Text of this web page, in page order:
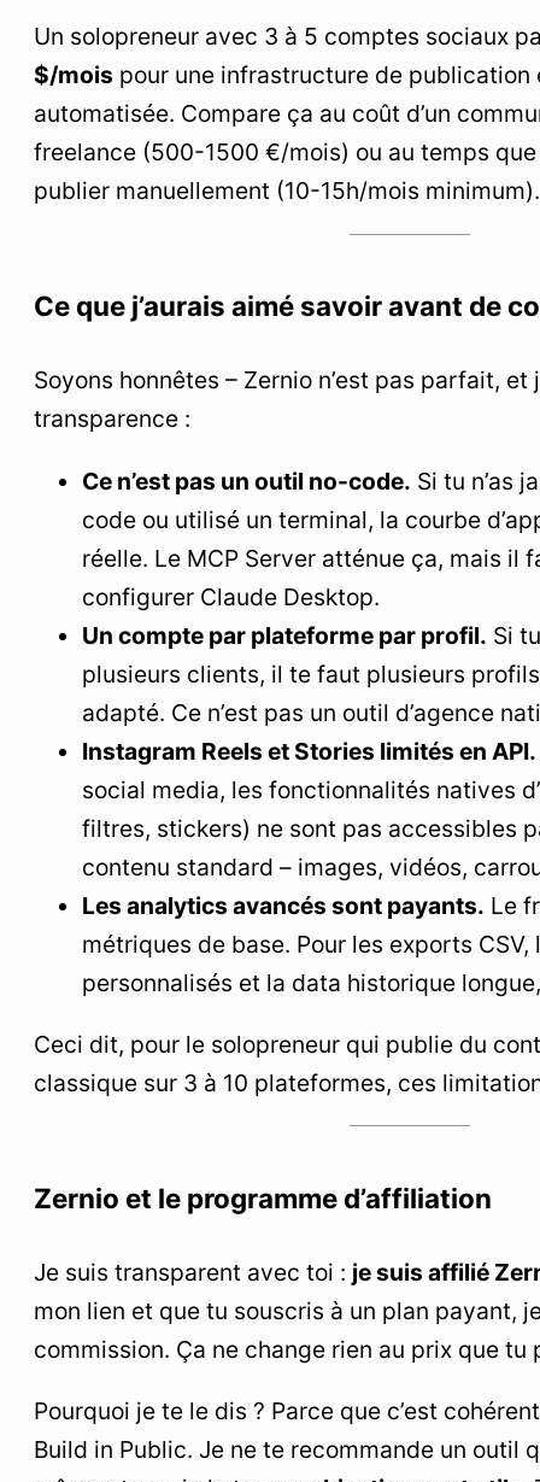
Un solopreneur avec 3 à 5 comptes sociaux
$/mois pour une infrastructure de publication
automatisée. Compare ça au coût d’un
freelance (500-1500 €/mois) ou au temps
publier manuellement (10-15h/mois minimum).
Ce que j’aurais aimé savoir avant de
Soyons honnêtes – Zernio n’est pas parfait, et
transparence :
Ce n’est pas un outil no-code. Si tu n’as
code ou utilisé un terminal, la courbe
réelle. Le MCP Server atténue ça, mais il
configurer Claude Desktop.
Un compte par plateforme par profil. Si
plusieurs clients, il te faut plusieurs
adapté. Ce n’est pas un outil d’agence
Instagram Reels et Stories limités en API.
social media, les fonctionnalités natives
filtres, stickers) ne sont pas accessibles
contenu standard – images, vidéos,
Les analytics avancés sont payants. Le
métriques de base. Pour les exports
personnalisés et la data historique
Ceci dit, pour le solopreneur qui publie du
classique sur 3 à 10 plateformes, ces
Zernio et le programme d’affiliation
Je suis transparent avec toi : je suis affilié
mon lien et que tu souscris à un plan payant,
commission. Ça ne change rien au prix que tu
Pourquoi je te le dis ? Parce que c’est
Build in Public. Je ne te recommande un outil